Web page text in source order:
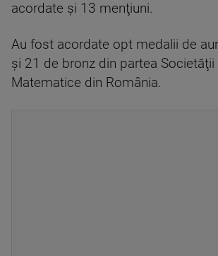
acordate şi 13 menţiuni.
Au fost acordate opt medalii de
şi 21 de bronz din partea Societăţii
Matematice din România.